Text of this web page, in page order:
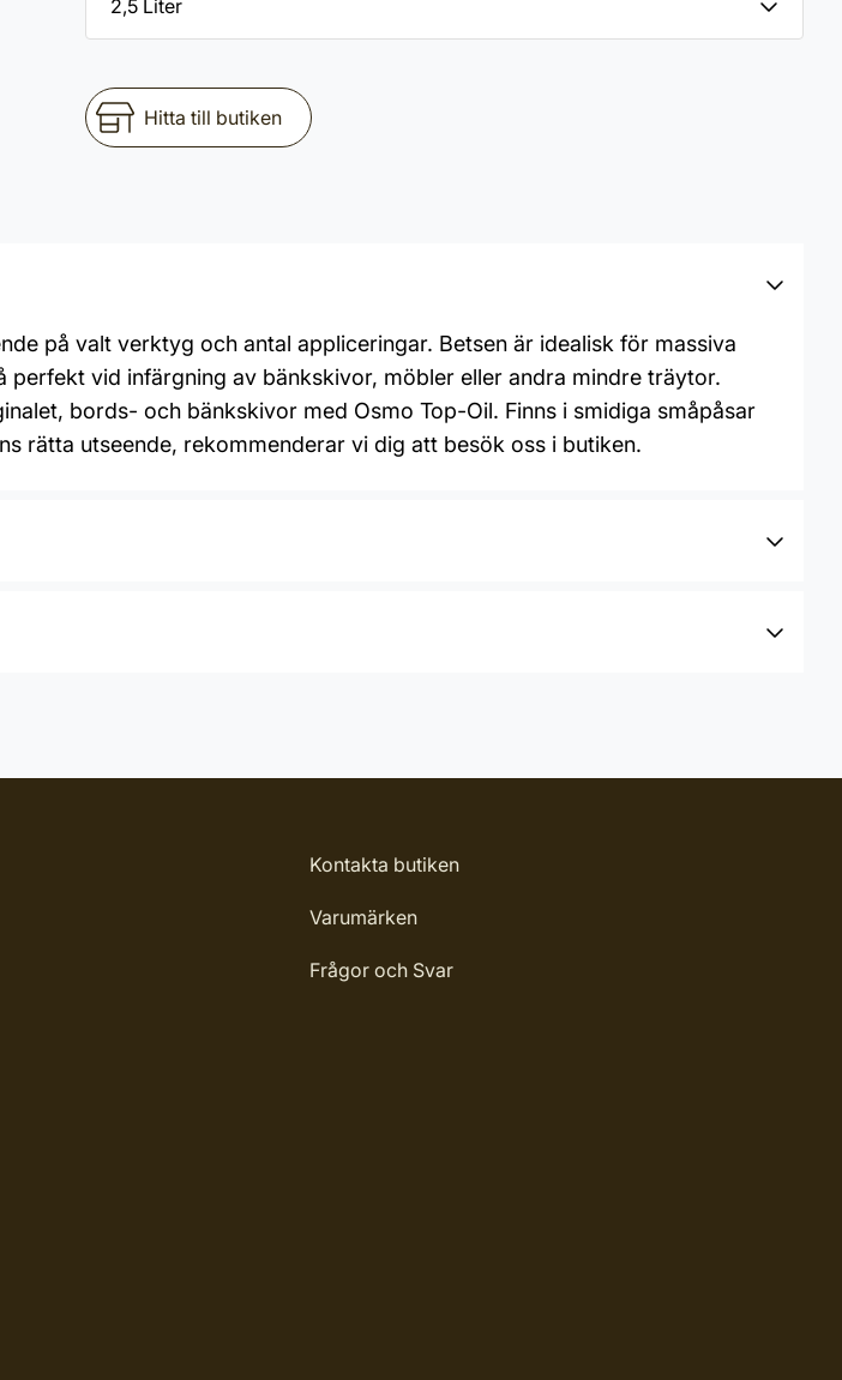
Hitta till butiken
på valt verktyg och antal appliceringar. Betsen är idealisk för massiva
vid infärgning av bänkskivor, möbler eller andra mindre träytor.
bords- och bänkskivor med Osmo Top-Oil. Finns i smidiga småpåsar
rätta utseende, rekommenderar vi dig att besök oss i butiken.
Kontakta butiken
Varumärken
Frågor och Svar